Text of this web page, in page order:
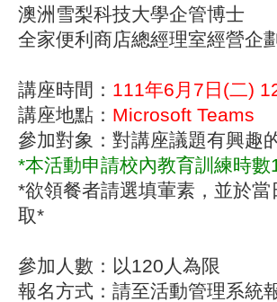
澳洲雪梨科技大學企管博士
全家便利商店總經理室經營企劃
講座時間： 111年6月7日(二)
講座地點： Microsoft Teams
參加對象：對講座議題有興趣
*本活動申請校內教育訓練時數
*欲領餐者請選填葷素，並於
取*
參加人數：以120人為限
報名方式：請至活動管理系統